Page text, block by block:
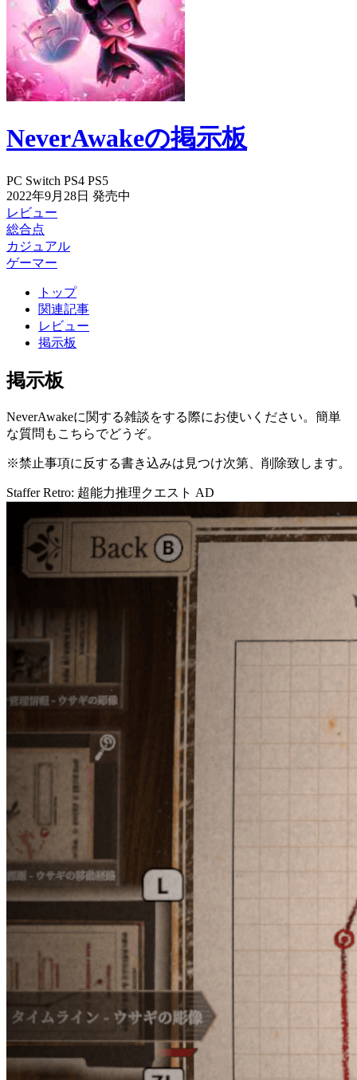
NeverAwakeの掲示板
PC Switch PS4 PS5
2022年9月28日 発売中
レビュー
総合点
カジュアル
ゲーマー
トップ
関連記事
レビュー
掲示板
掲示板
NeverAwakeに関する雑談をする際にお使いください。簡単
な質問もこちらでどうぞ。
※禁止事項に反する書き込みは見つけ次第、削除致します。
Staffer Retro: 超能力推理クエスト AD